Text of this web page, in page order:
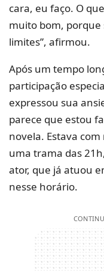
cara, eu faço. O
muito bom, porque
limites”, afirmou.
Após um tempo
participação
expressou sua
parece que estou
novela. Estava
uma trama das
ator, que já atuou
nesse horário.